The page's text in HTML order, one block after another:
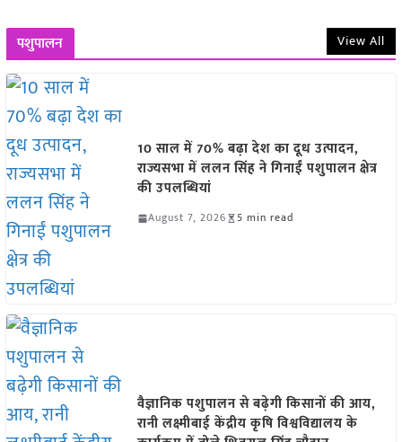
पशुपालन View All
10 साल में 70% बढ़ा देश का दूध उत्पादन,
राज्यसभा में ललन सिंह ने गिनाईं पशुपालन क्षेत्र
की उपलब्धियां
August 7, 2026 5 min read
वैज्ञानिक पशुपालन से बढ़ेगी किसानों की आय,
रानी लक्ष्मीबाई केंद्रीय कृषि विश्वविद्यालय के